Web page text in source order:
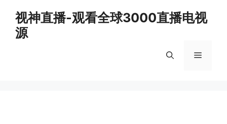
content
视神直播-观看全球3000直播电视
源
Menu